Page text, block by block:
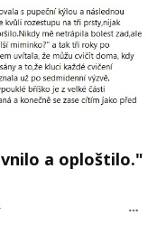
a oploštilo."